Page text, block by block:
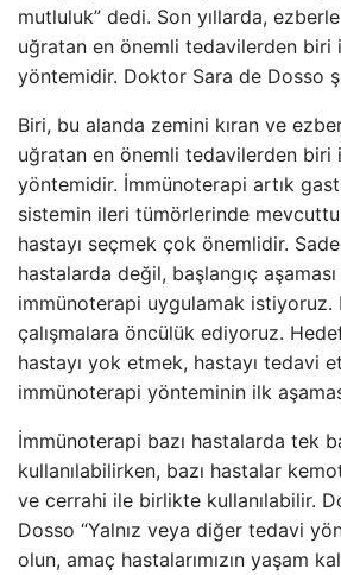
mutluluk” dedi. Son yıllarda,
uğratan en önemli tedavilerden biri
yöntemidir. Doktor Sara de Dosso
Biri, bu alanda zemini kıran ve
uğratan en önemli tedavilerden biri
yöntemidir. İmmünoterapi artık
sistemin ileri tümörlerinde
hastayı seçmek çok önemlidir.
hastalarda değil, başlangıç
immünoterapi uygulamak istiyoruz.
çalışmalara öncülük ediyoruz.
hastayı yok etmek, hastayı tedavi
immünoterapi yönteminin ilk
İmmünoterapi bazı hastalarda tek
kullanılabilirken, bazı hastalar
ve cerrahi ile birlikte kullanılabilir.
Dosso “Yalnız veya diğer tedavi
olun, amaç hastalarımızın yaşam